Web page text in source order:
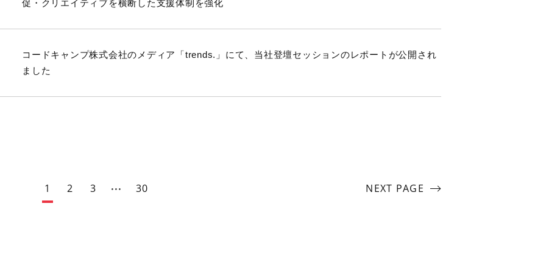
促・クリエイティブを横断した支援体制を強化
コードキャンプ株式会社のメディア「trends.」にて、当社登壇セッションのレポートが公開され
ました
1 2 3 30 NEXT PAGE